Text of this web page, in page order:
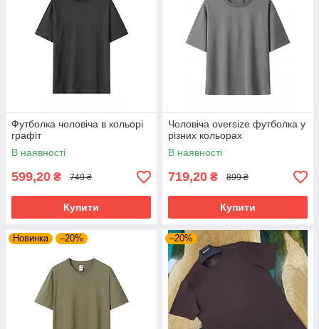
Футболка чоловіча в кольорі
графіт
В наявності
599,20 ₴ 749 ₴
Купити
Чоловіча oversize футболка у
різних кольорах
В наявності
719,20 ₴ 899 ₴
Купити
Новинка –20% –20%